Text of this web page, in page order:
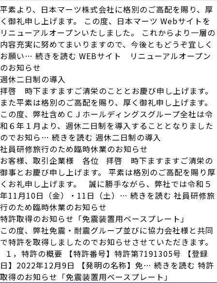
平素より、日本マーツ株式会社に格別のご高配を賜り、厚
く御礼申し上げます。 この度、日本マーツ Webサイトを
リニューアルオープンいたしました。 これからより一層の
内容充実に努めてまいりますので、今後ともどうぞ宜しく
お願い… 続きを読む WEBサイト リニューアルオープン
のお知らせ
週休二日制の導入
拝啓 時下ますますご清栄のこととお慶び申し上げます。
また平素は格別のご高配を賜り、厚く御礼申し上げます。
この度、弊社含めＣＪホールディングスグループ全社は令
和６年１月より、週休二日制を導入することとなりました
のでお知ら… 続きを読む 週休二日制の導入
社員研修旅行のため臨時休業のお知らせ
お客様、取引企業様 各位 拝啓 時下ますますご清栄の
御事とお慶び申し上げます。 平素は格別のご高配を賜り厚
くお礼申し上げます。 誠に勝手ながら、弊社では令和５
年11月10日（金）・11日（土）… 続きを読む 社員研修旅
行のため臨時休業のお知らせ
特許取得のお知らせ「免震装置用ベースプレート」
この度、弊社免震・耐震グループ並びに協力会社様と共同
で特許を取得しましたのでお知らせさせていただきます。
１，特許の概要 【特許番号】特許第7191305号 【登録
日】2022年12月9日 【発明の名称】免… 続きを読む 特許
取得のお知らせ「免震装置用ベースプレート」